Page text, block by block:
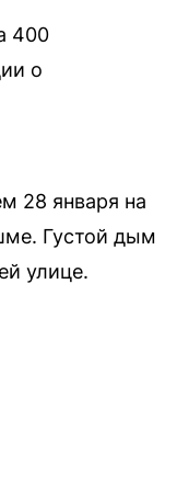
400
о
28 января на
Густой дым
улице.